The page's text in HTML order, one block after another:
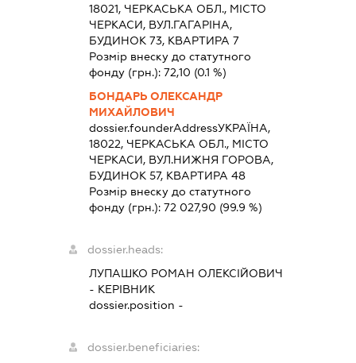
18021, ЧЕРКАСЬКА ОБЛ., МІСТО
ЧЕРКАСИ, ВУЛ.ГАГАРІНА,
БУДИНОК 73, КВАРТИРА 7
Розмір внеску до статутного
фонду (грн.):72,10 (0.1 %)
БОНДАРЬ ОЛЕКСАНДР
МИХАЙЛОВИЧ
dossier.founderAddressУКРАЇНА,
18022, ЧЕРКАСЬКА ОБЛ., МІСТО
ЧЕРКАСИ, ВУЛ.НИЖНЯ ГОРОВА,
БУДИНОК 57, КВАРТИРА 48
Розмір внеску до статутного
фонду (грн.):72 027,90 (99.9 %)
dossier.heads:
ЛУПАШКО РОМАН ОЛЕКСІЙОВИЧ
- КЕРІВНИК
dossier.position -
dossier.beneficiaries: